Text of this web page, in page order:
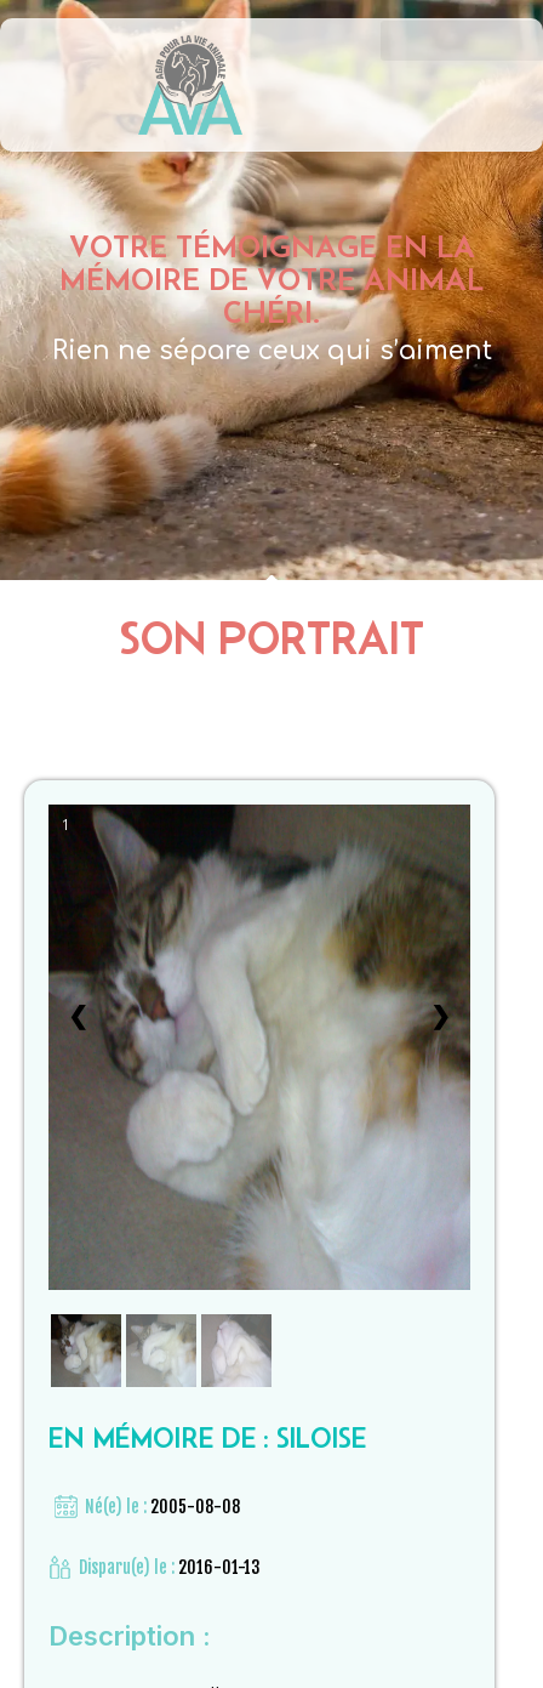
VOTRE TÉMOIGNAGE EN LA
MÉMOIRE DE VOTRE ANIMAL
CHÉRI.
Rien ne sépare ceux qui s’aiment
SON PORTRAIT
1
❮ ❯
EN MÉMOIRE DE : SILOISE
Né(e) le : 2005-08-08
Disparu(e) le : 2016-01-13
Description :